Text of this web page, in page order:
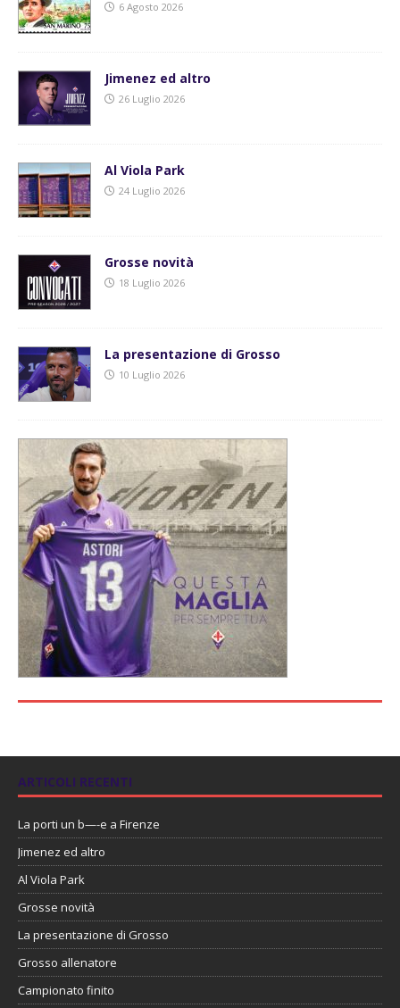
6 Agosto 2026
Jimenez ed altro
26 Luglio 2026
Al Viola Park
24 Luglio 2026
Grosse novità
18 Luglio 2026
La presentazione di Grosso
10 Luglio 2026
ARTICOLI RECENTI
La porti un b—-e a Firenze
Jimenez ed altro
Al Viola Park
Grosse novità
La presentazione di Grosso
Grosso allenatore
Campionato finito